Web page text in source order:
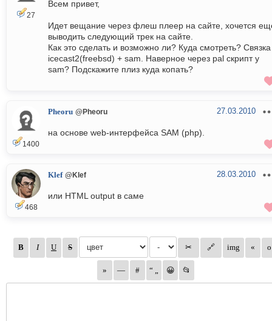
27
Всем привет,
Идет вещание через флеш плеер на сайте, хочется
выводить следующий трек на сайте.
Как это сделать и возможно ли? Куда смотреть? Связка
icecast2(freebsd) + sam. Наверное через pal скрипт у
sam? Подскажите плиз куда копать?
1400
Pheoru @Pheoru 27.03.2010
на основе web-интерфейса SAM (php).
468
Klef @Klef 28.03.2010
или HTML output в саме